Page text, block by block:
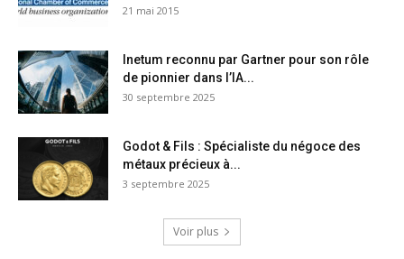
21 mai 2015
Inetum reconnu par Gartner pour son rôle
de pionnier dans l’IA...
30 septembre 2025
Godot & Fils : Spécialiste du négoce des
métaux précieux à...
3 septembre 2025
Voir plus